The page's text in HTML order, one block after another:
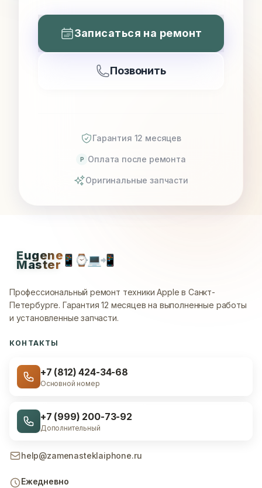
Записаться на ремонт
Позвонить
Гарантия 12 месяцев
P Оплата после ремонта
Оригинальные запчасти
Eugene
Master📱 ⌚💻📲
Профессиональный ремонт техники Apple в Санкт-
Петербурге. Гарантия 12 месяцев на выполненные работы
и установленные запчасти.
КОНТАКТЫ
+7 (812) 424-34-68
Основной номер
+7 (999) 200-73-92
Дополнительный
help@zamenasteklaiphone.ru
Ежедневно